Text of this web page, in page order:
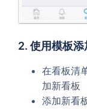
2. 使用模板添
在看板清
加新看板
添加新看